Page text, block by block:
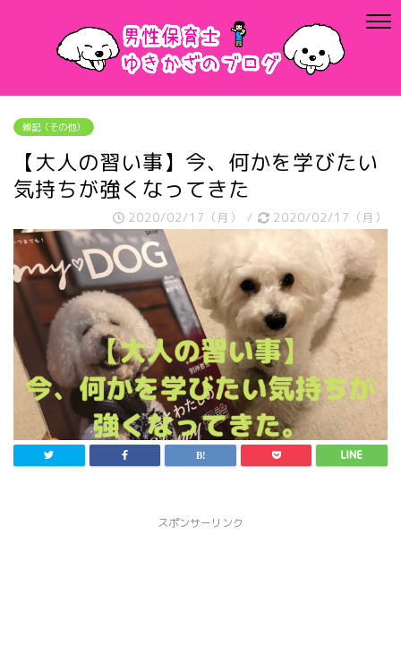
雑記（その他）
【大人の習い事】今、何かを学びたい
気持ちが強くなってきた
2020/02/17（月） / 2020/02/17（月）
スポンサーリンク